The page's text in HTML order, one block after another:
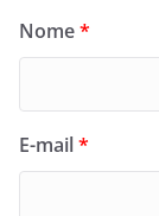
Nome*
E-mail*